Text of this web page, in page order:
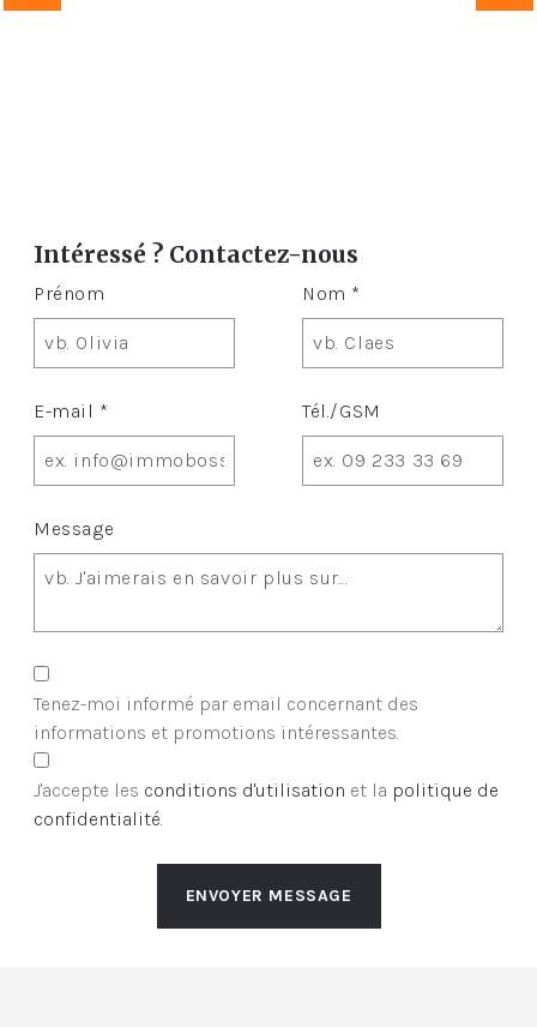
Intéressé ? Contactez-nous
Prénom Nom *
E-mail * Tél./GSM
Message
Tenez-moi informé par email concernant des
informations et promotions intéressantes.
J'accepte les conditions d'utilisation et la politique de
confidentialité.
ENVOYER MESSAGE